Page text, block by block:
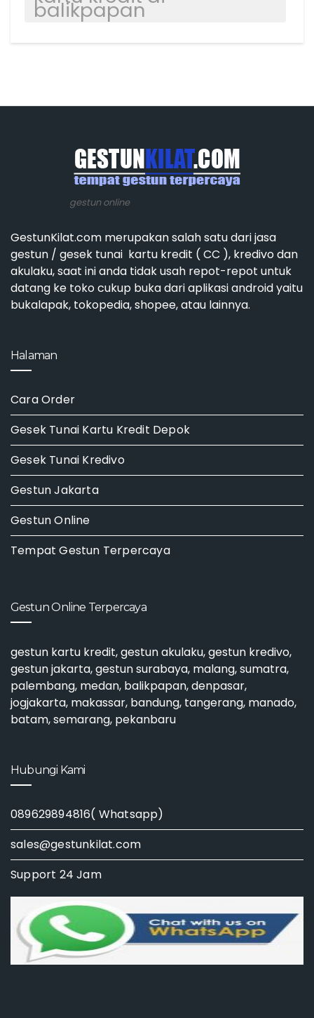
balikpapan
gestun online
GestunKilat.com merupakan salah satu dari jasa
gestun / gesek tunai kartu kredit ( CC ), kredivo dan
akulaku, saat ini anda tidak usah repot-repot untuk
datang ke toko cukup buka dari aplikasi android yaitu
bukalapak, tokopedia, shopee, atau lainnya.
Halaman
Cara Order
Gesek Tunai Kartu Kredit Depok
Gesek Tunai Kredivo
Gestun Jakarta
Gestun Online
Tempat Gestun Terpercaya
Gestun Online Terpercaya
gestun kartu kredit,gestun akulaku,gestun kredivo,
gestun jakarta,gestun surabaya, malang, sumatra,
palembang, medan, balikpapan, denpasar,
jogjakarta, makassar, bandung, tangerang, manado,
batam, semarang, pekanbaru
Hubungi Kami
089629894816( Whatsapp)
sales@gestunkilat.com
Support 24 Jam